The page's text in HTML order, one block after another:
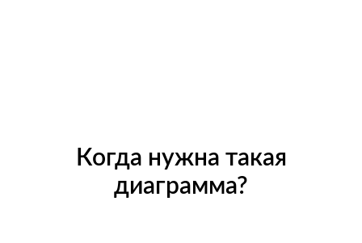
Когда нужна такая
диаграмма?